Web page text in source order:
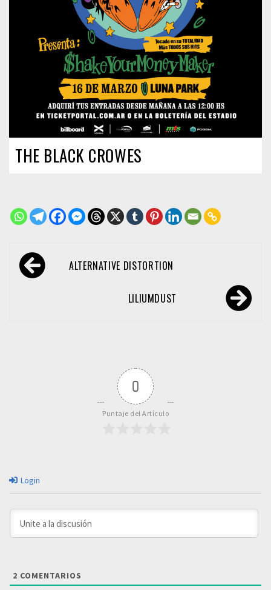
THE BLACK CROWES
Navegación
de ALTERNATIVE DISTORTION
LILIUMDUST
0
Puntaje del Artículo
Login
2 COMENTARIOS